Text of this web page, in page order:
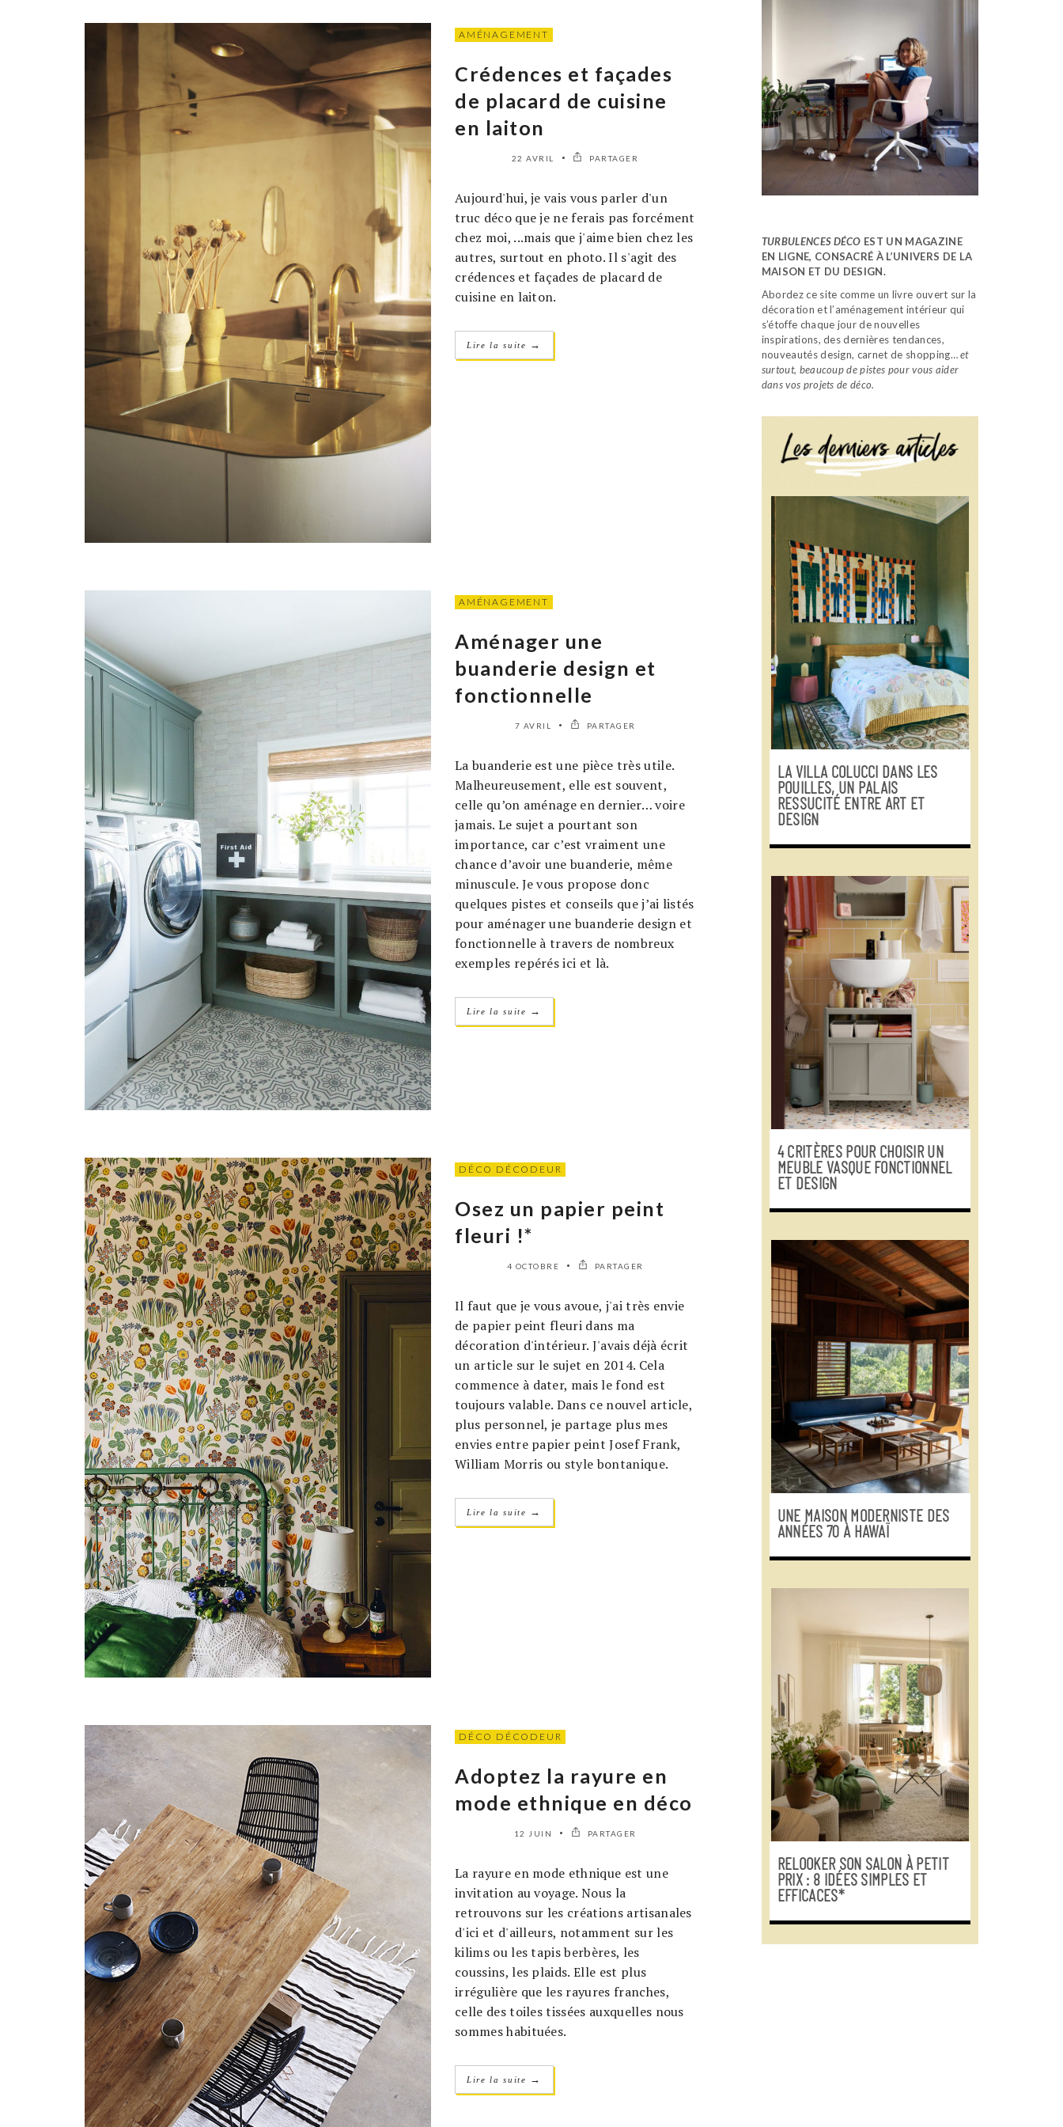
AMÉNAGEMENT
Crédences et façades
de placard de cuisine
en laiton
22 AVRIL PARTAGER
Aujourd'hui, je vais vous parler d'un
truc déco que je ne ferais pas forcément
chez moi, ...mais que j'aime bien chez les
autres, surtout en photo. Il s'agit des
crédences et façades de placard de
cuisine en laiton.
Lire la suite →
AMÉNAGEMENT
Aménager une
buanderie design et
fonctionnelle
7 AVRIL PARTAGER
La buanderie est une pièce très utile.
Malheureusement, elle est souvent,
celle qu’on aménage en dernier… voire
jamais. Le sujet a pourtant son
importance, car c’est vraiment une
chance d’avoir une buanderie, même
minuscule. Je vous propose donc
quelques pistes et conseils que j’ai listés
pour aménager une buanderie design et
fonctionnelle à travers de nombreux
exemples repérés ici et là.
Lire la suite →
DÉCO DÉCODEUR
Osez un papier peint
fleuri !*
4 OCTOBRE PARTAGER
Il faut que je vous avoue, j'ai très envie
de papier peint fleuri dans ma
décoration d'intérieur. J'avais déjà écrit
un article sur le sujet en 2014. Cela
commence à dater, mais le fond est
toujours valable. Dans ce nouvel article,
plus personnel, je partage plus mes
envies entre papier peint Josef Frank,
William Morris ou style bontanique.
Lire la suite →
DÉCO DÉCODEUR
Adoptez la rayure en
mode ethnique en déco
12 JUIN PARTAGER
La rayure en mode ethnique est une
invitation au voyage. Nous la
retrouvons sur les créations artisanales
d'ici et d'ailleurs, notamment sur les
kilims ou les tapis berbères, les
coussins, les plaids. Elle est plus
irrégulière que les rayures franches,
celle des toiles tissées auxquelles nous
sommes habituées.
Lire la suite →
TURBULENCES DÉCO EST UN MAGAZINE
EN LIGNE, CONSACRÉ À L’UNIVERS DE LA
MAISON ET DU DESIGN.
Abordez ce site comme un livre ouvert sur la
décoration et l’aménagement intérieur qui
s’étoffe chaque jour de nouvelles
inspirations, des dernières tendances,
nouveautés design, carnet de shopping…et
surtout, beaucoup de pistes pour vous aider
dans vos projets de déco.
LA VILLA COLUCCI DANS LES
POUILLES, UN PALAIS
RESSUCITÉ ENTRE ART ET
DESIGN
4 CRITÈRES POUR CHOISIR UN
MEUBLE VASQUE FONCTIONNEL
ET DESIGN
UNE MAISON MODERNISTE DES
ANNÉES 70 À HAWAÏ
RELOOKER SON SALON À PETIT
PRIX : 8 IDÉES SIMPLES ET
EFFICACES*